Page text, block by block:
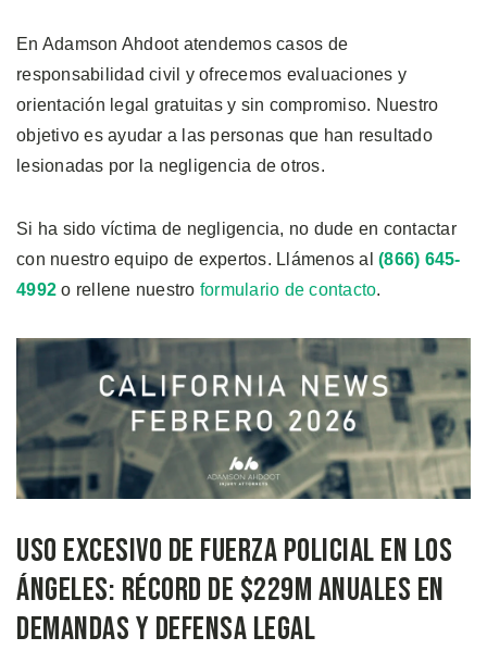
En Adamson Ahdoot atendemos casos de
responsabilidad civil y ofrecemos evaluaciones y
orientación legal gratuitas y sin compromiso. Nuestro
objetivo es ayudar a las personas que han resultado
lesionadas por la negligencia de otros.
Si ha sido víctima de negligencia, no dude en contactar
con nuestro equipo de expertos. Llámenos al (866) 645-
4992 o rellene nuestro formulario de contacto.
Uso Excesivo de Fuerza Policial en Los
Ángeles: Récord de $229M Anuales en
Demandas y Defensa Legal